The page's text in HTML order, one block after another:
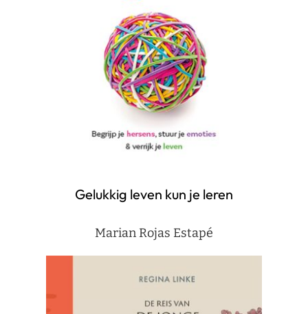
Gelukkig leven kun je leren
Marian Rojas Estapé